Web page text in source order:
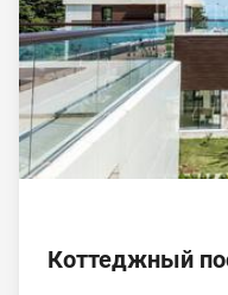
Коттеджный